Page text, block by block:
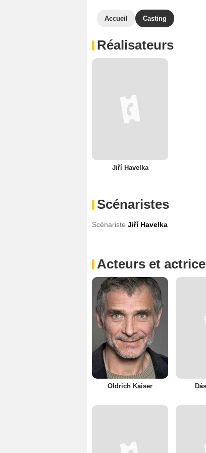
Accueil Casting
Réalisateurs
Jiří Havelka
Scénaristes
Scénariste Jiří Havelka
Acteurs et
Oldrich Kaiser